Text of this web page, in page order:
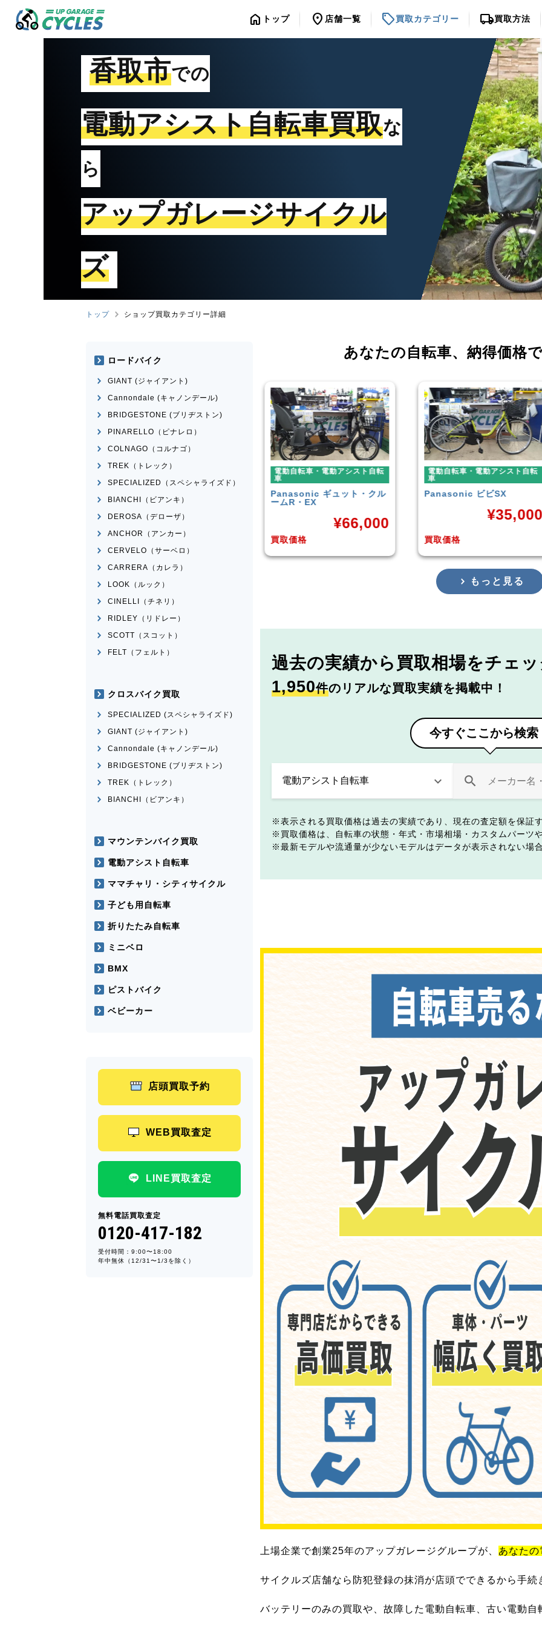
home トップ location_on 店舗一覧 sell買取カテゴリー local_shipping買取方法
香取市での
電動アシスト自転車買取な
ら
アップガレージサイクル
ズ
トップ ショップ買取カテゴリー詳細
あなたの自転車、 納得価格
電動自転車・電動アシスト自転
車
ームR・EX
買取価格
¥
電動自転車・電動アシスト自転
車
PanasonicビビSX
買取価格
¥35,000
電動自転車・電動アシスト自転
車
YAMAHAPAS With
買取価格
¥
もっと見る
過去の実績から 買取相場をチェ
1,950件のリアルな買取実績を掲載中！
今すぐここから検索
表示される買取価格は過去の実績であり、現在の査定額を保証
買取価格は、自転車の状態・年式・市場相場・カスタムパーツ
最新モデルや流通量が少ないモデルはデータが表示されない場
上場企業で創業25年のアップガレージグループが、 あなた
サイクルズ店舗なら防犯登録の抹消が店頭でできるから手
バッテリーのみの買取や、故障した電動自転車、古い電動
ロードバイク
GIANT (ジャイアント)
Cannondale (キャノンデール)
BRIDGESTONE (ブリヂストン)
PINARELLO（ピナレロ）
COLNAGO（コルナゴ）
TREK（トレック）
SPECIALIZED（スペシャライズド）
BIANCHI（ビアンキ）
DEROSA（デローザ）
ANCHOR（アンカー）
CERVELO（サーベロ）
CARRERA（カレラ）
LOOK（ルック）
CINELLI（チネリ）
RIDLEY（リドレー）
SCOTT（スコット）
FELT（フェルト）
クロスバイク買取
SPECIALIZED (スペシャライズド)
GIANT (ジャイアント)
Cannondale (キャノンデール)
BRIDGESTONE (ブリヂストン)
TREK（トレック）
BIANCHI（ビアンキ）
マウンテンバイク買取
電動アシスト自転車
ママチャリ・シティサイクル
子ども用自転車
折りたたみ自転車
ミニベロ
BMX
ピストバイク
ベビーカー
店頭買取予約
WEB買取査定
LINE買取査定
無料電話買取査定
0120-417-182
受付時間：9:00〜18:00
年中無休（12/31〜1/3を除く）